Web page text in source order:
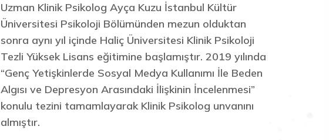
Uzman Klinik Psikolog Ayça Kuzu İstanbul Kültür
Üniversitesi Psikoloji Bölümünden mezun olduktan
sonra aynı yıl içinde Haliç Üniversitesi Klinik Psikoloji
Tezli Yüksek Lisans eğitimine başlamıştır. 2019 yılında
“Genç Yetişkinlerde Sosyal Medya Kullanımı İle Beden
Algısı ve Depresyon Arasındaki İlişkinin İncelenmesi”
konulu tezini tamamlayarak Klinik Psikolog unvanını
almıştır.